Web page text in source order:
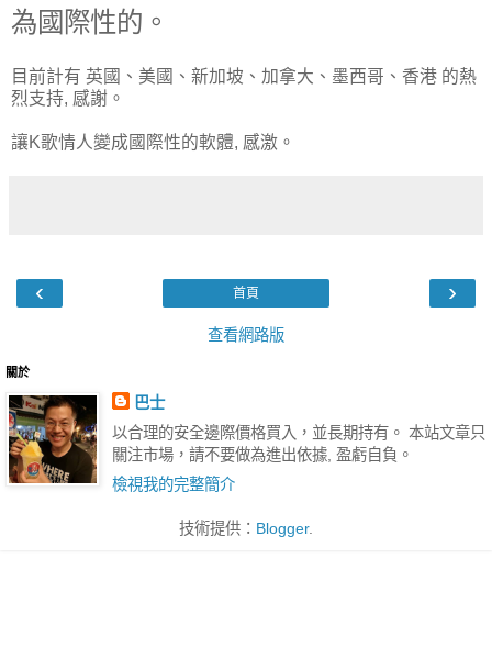
為國際性的。
目前計有 英國、美國、新加坡、加拿大、墨西哥、香港 的熱
烈支持, 感謝。
讓K歌情人變成國際性的軟體, 感激。
‹ ›
首頁
查看網路版
關於
巴士
以合理的安全邊際價格買入，並長期持有。 本站文章只
關注市場，請不要做為進出依據, 盈虧自負。
檢視我的完整簡介
技術提供： Blogger.